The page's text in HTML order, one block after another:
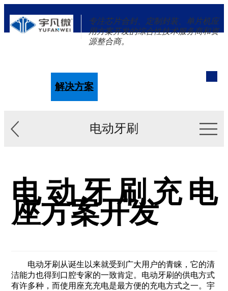
专注芯片合封、定制封装、单片机应
用方案开发的综合性技术服务商和资
源整合商。
解决方案
电动牙刷
电动牙刷充电
座方案开发
电动牙刷从诞生以来就受到广大用户的青睐，它的清
洁能力也得到口腔专家的一致肯定。电动牙刷的供电方式
有许多种，而使用座充充电是最方便的充电方式之一。宇